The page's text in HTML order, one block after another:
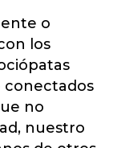
o
los
conectados
no
nuestro